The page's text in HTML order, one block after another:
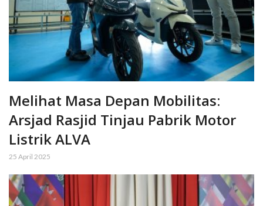
Melihat Masa Depan Mobilitas:
Arsjad Rasjid Tinjau Pabrik Motor
Listrik ALVA
25 April 2025